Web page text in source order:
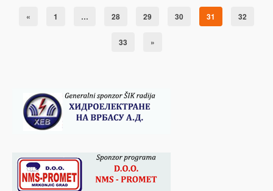
« 1 … 28 29 30 31 32
33 »